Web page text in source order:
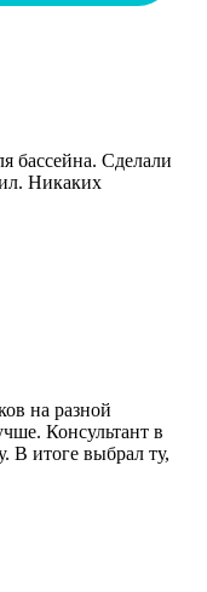
бассейна. Сделали
Никаких
на разной
Консультант в
В итоге выбрал ту,